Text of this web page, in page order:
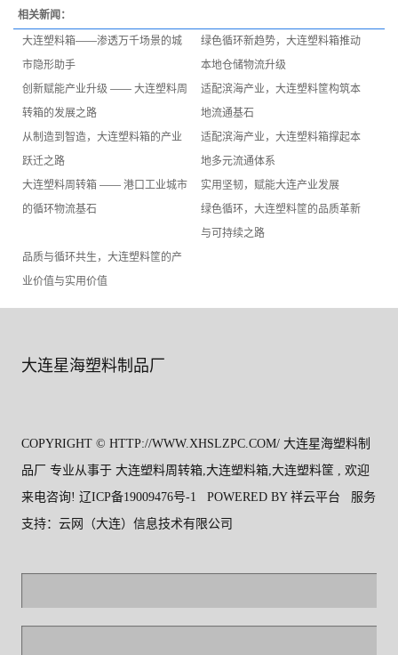
相关新闻：
大连塑料箱——渗透万千场景的城
市隐形助手
绿色循环新趋势，大连塑料箱推动
本地仓储物流升级
创新赋能产业升级 —— 大连塑料周
转箱的发展之路
适配滨海产业，大连塑料筐构筑本
地流通基石
从制造到智造，大连塑料箱的产业
跃迁之路
适配滨海产业，大连塑料箱撑起本
地多元流通体系
大连塑料周转箱 —— 港口工业城市
的循环物流基石
实用坚韧，赋能大连产业发展
绿色循环，大连塑料筐的品质革新
与可持续之路
品质与循环共生，大连塑料筐的产
业价值与实用价值
大连星海塑料制品厂
COPYRIGHT © HTTP://WWW.XHSLZPC.COM/ 大连星海塑料制
品厂 专业从事于 大连塑料周转箱, 大连塑料箱, 大连塑料筐, 欢迎
来电咨询! 辽ICP备19009476号-1 POWERED BY 祥云平台
服务
支持： 云网（大连）信息技术有限公司